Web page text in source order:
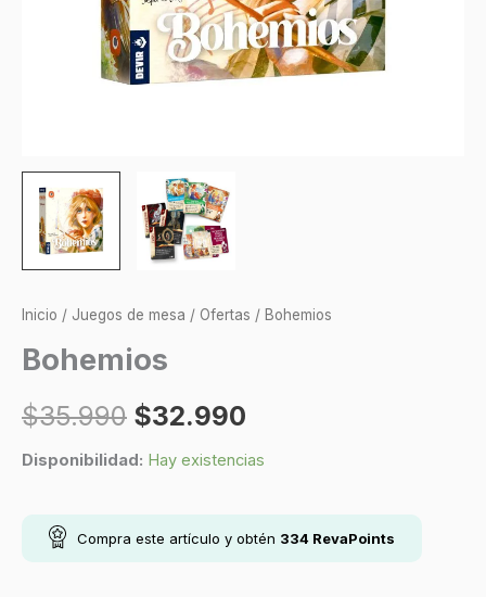
Inicio / Juegos de mesa / Ofertas / Bohemios
Bohemios
$35.990 $32.990
Disponibilidad: Hay existencias
Compra este artículo y obtén 334 RevaPoints